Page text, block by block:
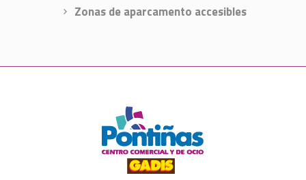
Zonas de aparcamento accesibles